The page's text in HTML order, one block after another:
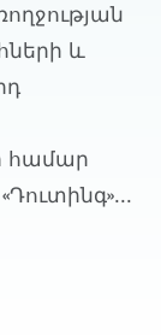
և
համար